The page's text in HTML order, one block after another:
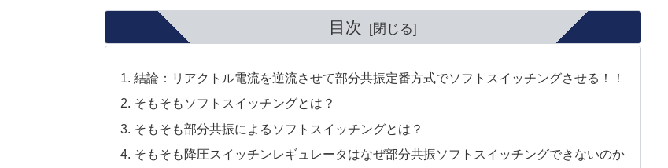
目次
結論：リアクトル電流を逆流させて部分共振定番方式でソフトスイッチングさせる！！
そもそもソフトスイッチングとは？
そもそも部分共振によるソフトスイッチングとは？
そもそも降圧スイッチンレギュレータはなぜ部分共振ソフトスイッチングできないのか